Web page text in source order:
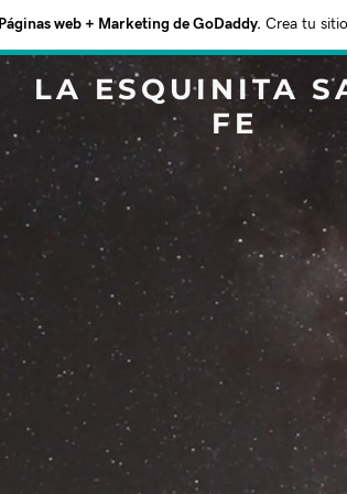
Páginas web + Marketing de GoDaddy. Crea tu
LA ESQUINITA
FE